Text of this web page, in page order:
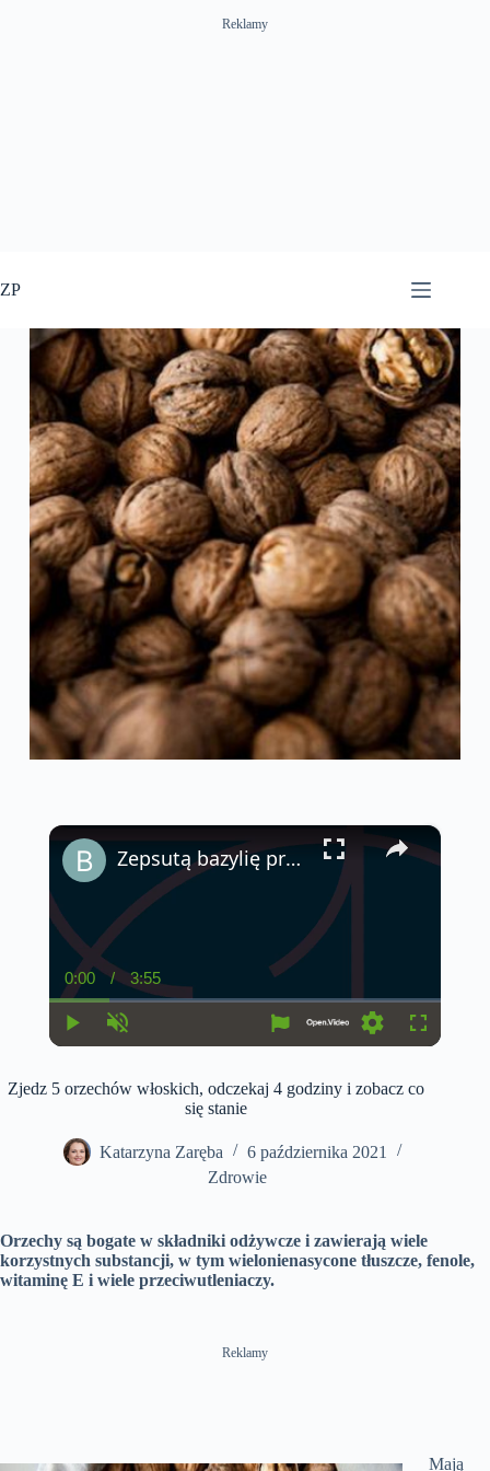
Reklamy
do
treści
ZP
×
y
u
C
u
r
e
t
T
e
0:00 /
D
u
t
o
n
3:55
t
s
l
Zepsutą bazylię przywrócisz w ciągu kilku minut – stary trik mojej babci!
Zjedz 5 orzechów włoskich, odczekaj 4 godziny i zobacz co
się stanie
Katarzyna Zaręba
6 października 2021
Zdrowie
Orzechy są bogate w składniki odżywcze i zawierają wiele
korzystnych substancji, w tym wielonienasycone tłuszcze, fenole,
witaminę E i wiele przeciwutleniaczy.
Reklamy
Mają